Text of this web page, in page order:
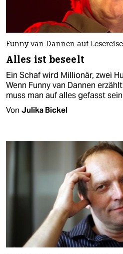
Funny van Dannen auf Lesereise
Alles ist beseelt
Ein Schaf wird Millionär, zwei
Wenn Funny van Dannen
muss man auf alles gefasst
Von Julika Bickel